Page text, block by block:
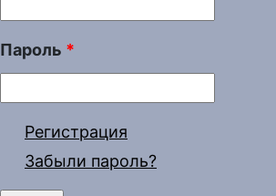
Пароль *
Регистрация
Забыли пароль?